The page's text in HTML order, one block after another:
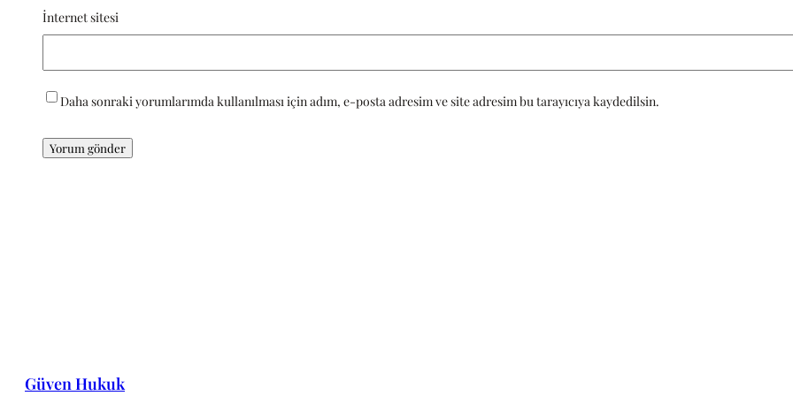
İnternet sitesi
Daha sonraki yorumlarımda kullanılması için adım, e-posta adresim ve site adresim bu tarayıcıya kaydedilsin.
Güven Hukuk